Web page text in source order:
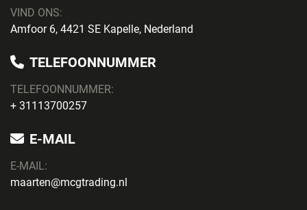
VIND ONS:
Amfoor 6, 4421 SE Kapelle, Nederland
TELEFOONNUMMER
TELEFOONNUMMER:
+ 31113700257
E-MAIL
E-MAIL:
maarten@mcgtrading.nl